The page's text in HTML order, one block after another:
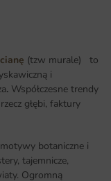
(tzw murale) to
i
. Współczesne trendy
głębi, faktury
botaniczne i
tajemnicze,
Ogromną